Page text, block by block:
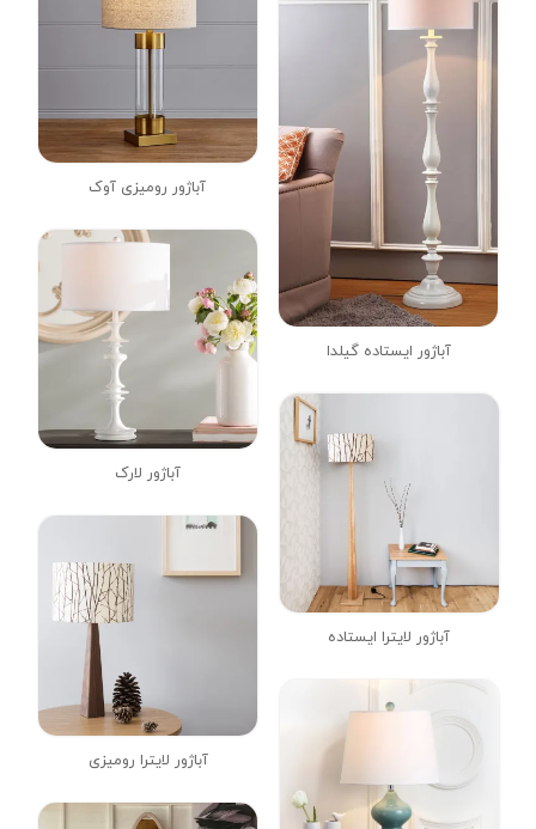
آباژور ایستاده گیلدا
آباژور رومیزی آوک
آباژور لارک
آباژور لایترا ایستاده
آباژور لایترا رومیزی